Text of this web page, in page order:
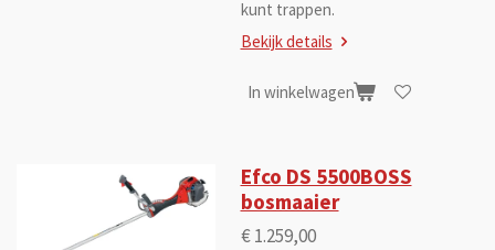
kunt trappen.
Bekijk details
In winkelwagen
Efco DS 5500BOSS
bosmaaier
€ 1.259,00